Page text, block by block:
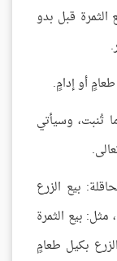
الثمرة قبل بدو
أو إدامٍ.
تُنبت، وسيأتي
بيع الزرع
مثل: بيع الثمرة
بكيل طعامٍ